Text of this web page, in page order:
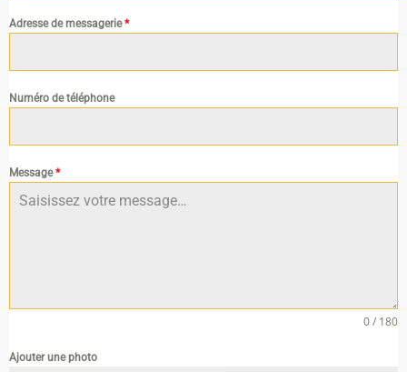
Adresse de messagerie*
Numéro de téléphone
Message*
0 / 180
Ajouter une photo